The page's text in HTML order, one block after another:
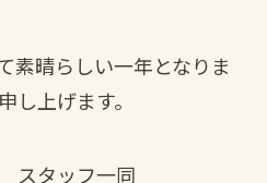
素晴らしい一年となりま
し上げます。
タッフ一同